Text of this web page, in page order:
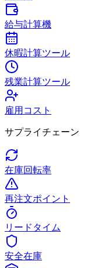
給与計算機
休暇計算ツール
残業計算ツール
雇用コスト
サプライチェーン
在庫回転率
再注文ポイント
リードタイム
安全在庫